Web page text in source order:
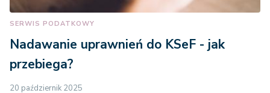
SERWIS PODATKOWY
Nadawanie uprawnień do KSeF - jak
przebiega?
20 październik 2025